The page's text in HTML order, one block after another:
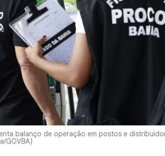
balanço de operação em postos e
GOVBA)